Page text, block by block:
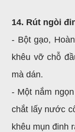
14. Rút ngòi
- Bột gạo,
khêu vỡ chỗ
mà dán.
- Một nắm
chắt lấy nước
khêu mụn đinh